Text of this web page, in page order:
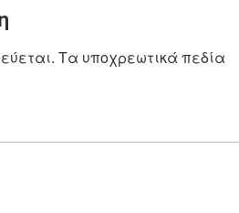
Τα υποχρεωτικά πεδία